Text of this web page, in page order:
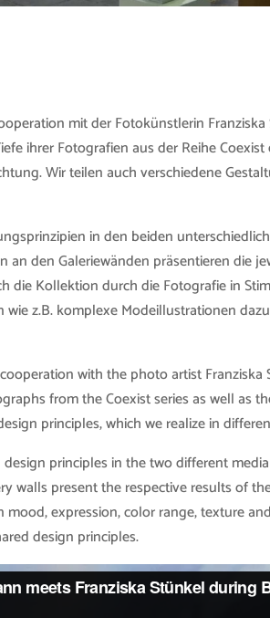
mit der Fotokünstlerin
ihrer Fotografien aus der Reihe
Wir teilen auch verschiedene
in den beiden
den Galeriewänden präsentieren die
die Kollektion durch die Fotografie in
z.B. komplexe Modeillustrationen
with the photo artist
from the Coexist series as well as
principles, which we realize in
principles in the two different
present the respective results of
expression, color range, texture
design principles.